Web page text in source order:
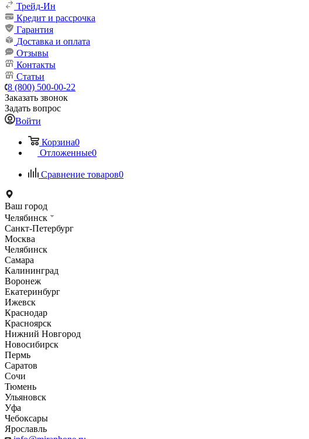
Трейд-Ин
Кредит и рассрочка
Гарантия
Доставка и оплата
Отзывы
Контакты
Статьи
8 (800) 500-00-22
Заказать звонок
Задать вопрос
Войти
Корзина0
Отложенные0
Сравнение товаров0
Ваш город
Челябинск
Санкт-Петербург
Москва
Челябинск
Самара
Калининград
Воронеж
Екатеринбург
Ижевск
Краснодар
Красноярск
Нижний Новгород
Новосибирск
Пермь
Саратов
Сочи
Тюмень
Ульяновск
Уфа
Чебоксары
Ярославль